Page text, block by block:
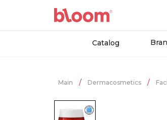
Catalog
Main Dermacosmetics